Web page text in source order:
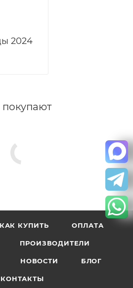
2024
КАК КУПИТЬ ОПЛАТА
ПРОИЗВОДИТЕЛИ
НОВОСТИ БЛОГ
КОНТАКТЫ